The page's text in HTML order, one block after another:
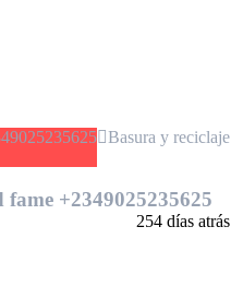
Basura y reciclaje
+2349025235625
254 días atrás